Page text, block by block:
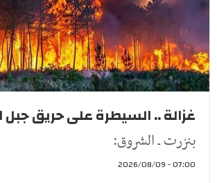
غزالة .. السيطرة على حريق جبل
بنزرت ـ الشروق:
07:00 - 2026/08/09